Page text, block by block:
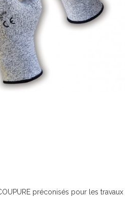
préconisés pour les travaux